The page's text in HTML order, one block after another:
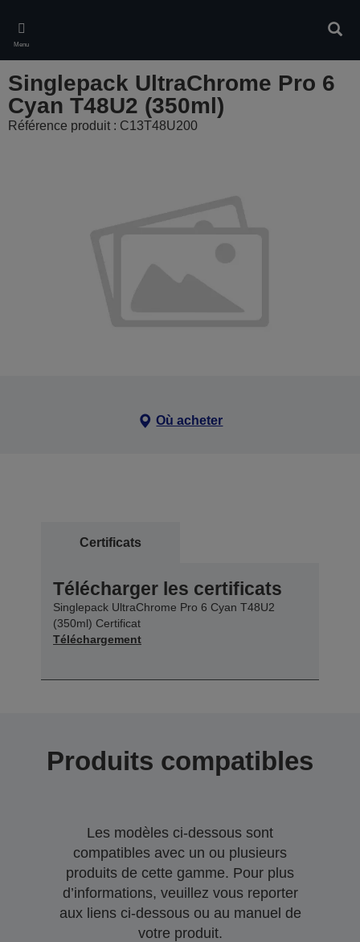
main
content
Menu
Singlepack UltraChrome Pro 6
Cyan T48U2 (350ml)
Référence produit : C13T48U200
Où acheter
Certificats
Télécharger les certificats
Singlepack UltraChrome Pro 6 Cyan T48U2
(350ml) Certificat
Téléchargement
Produits compatibles
Les modèles ci-dessous sont
compatibles avec un ou plusieurs
produits de cette gamme. Pour plus
d’informations, veuillez vous reporter
aux liens ci-dessous ou au manuel de
votre produit.